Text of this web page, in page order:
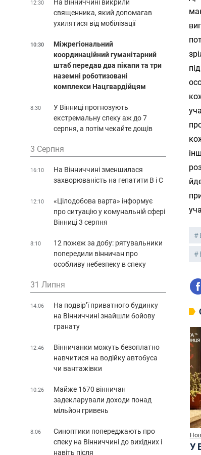
У
12:30
На Вінниччині викрили
священника, який допомагав
ухилятися від мобілізації
10:30
Міжрегіональний
координаційний гуманітарний
штаб передав два пікапи та три
наземні роботизовані
комплекси Нацгвардійцям
8:30
У Вінниці прогнозують
екстремальну спеку аж до 7
серпня, а потім чекайте дощів
3 Серпня
16:10
На Вінниччині зменшилася
захворюваність на гепатити В і С
12:10
«Цілодобова варта» інформує
про ситуацію у комунальній сфері
Вінниці 3 серпня
8:10
12 пожеж за добу: рятувальники
попередили вінничан про
особливу небезпеку в спеку
31 Липня
14:06
На подвір’ї приватного будинку
на Вінниччині знайшли бойову
гранату
12:46
Вінничанки можуть безоплатно
навчитися на водійку автобуса
чи вантажівки
10:26
Майже 1670 вінничан
задекларували доходи понад
мільйон гривень
8:06
Синоптики попереджають про
спеку на Вінниччині до вихідних і
навіть після